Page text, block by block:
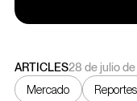
ARTICLES28 de julio
Mercado
Reportes